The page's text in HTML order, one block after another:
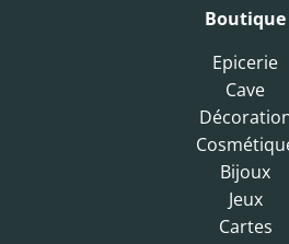
Boutique
Epicerie
Cave
Bijoux
Jeux
Cartes